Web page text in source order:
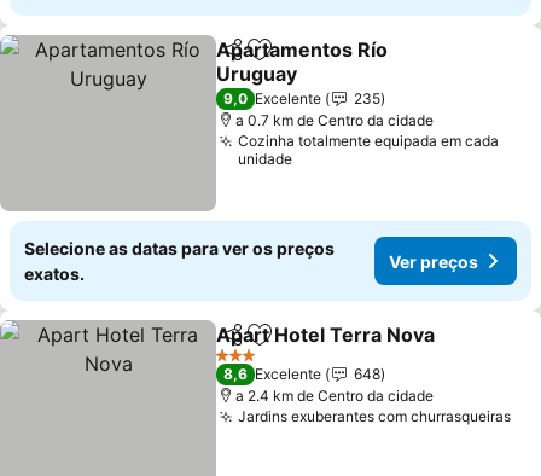
PartilharAdicionar aos favoritos
Apartamentos Río
Uruguay
Ver preços
9,0 Excelente
235
a 0.7 km de Centro da cidade
Cozinha totalmente equipada em cada
unidade
Selecione as datas para ver os preços
exatos.
Ver preços
PartilharAdicionar aos favoritos
Apart Hotel Terra Nova
3 Estrelas
8,6 Excelente
648
a 2.4 km de Centro da cidade
Jardins exuberantes com churrasqueiras